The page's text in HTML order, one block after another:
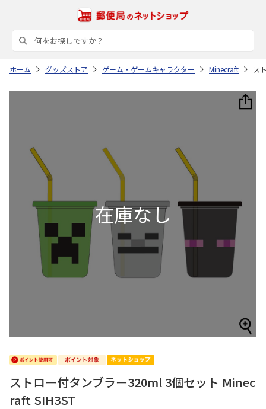
ホーム グッズストア ゲーム・ゲームキャラクター Minecraft ス
ストロー付タンブラー320ml 3個セット Minec
raft SIH3ST